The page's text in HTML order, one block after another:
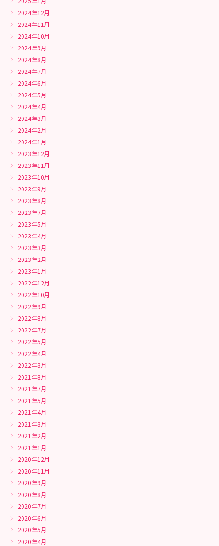
2024年12月
2024年11月
2024年10月
2024年9月
2024年8月
2024年7月
2024年6月
2024年5月
2024年4月
2024年3月
2024年2月
2024年1月
2023年12月
2023年11月
2023年10月
2023年9月
2023年8月
2023年7月
2023年5月
2023年4月
2023年3月
2023年2月
2023年1月
2022年12月
2022年10月
2022年9月
2022年8月
2022年7月
2022年5月
2022年4月
2022年3月
2021年8月
2021年7月
2021年5月
2021年4月
2021年3月
2021年2月
2021年1月
2020年12月
2020年11月
2020年9月
2020年8月
2020年7月
2020年6月
2020年5月
2020年4月